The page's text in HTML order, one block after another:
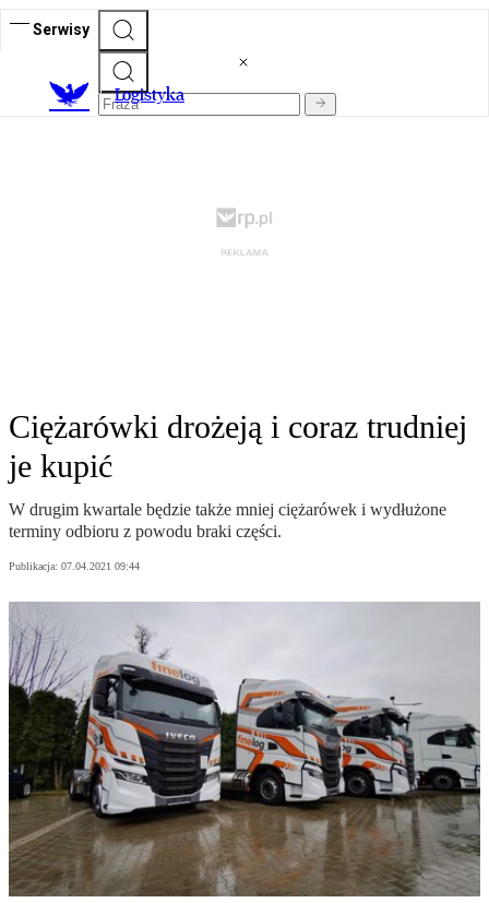
Serwisy
Logistyka
Ciężarówki drożeją i coraz trudniej
je kupić
W drugim kwartale będzie także mniej ciężarówek i wydłużone
terminy odbioru z powodu braki części.
Publikacja: 07.04.2021 09:44